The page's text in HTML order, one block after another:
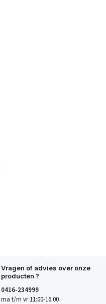
Vragen of advies over onze
producten ?
0416-234999
ma t/m vr 11:00-16:00